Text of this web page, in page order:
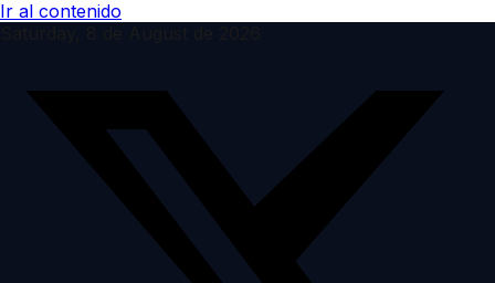
Ir al contenido